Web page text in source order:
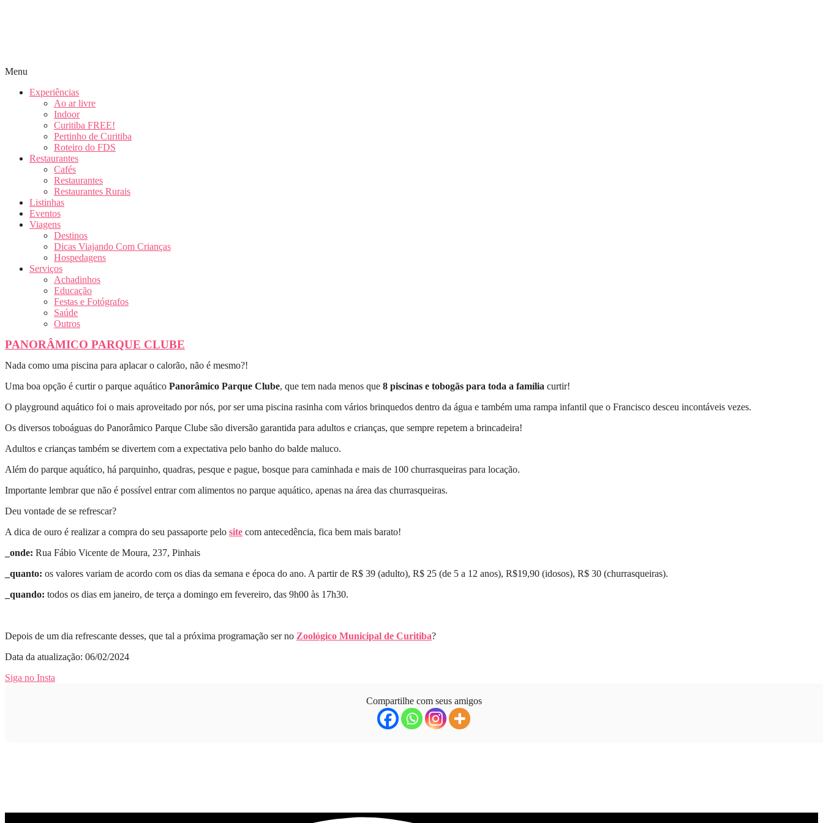
Menu
Experiências
Ao ar livre
Indoor
Curitiba FREE!
Pertinho de Curitiba
Roteiro do FDS
Restaurantes
Cafés
Restaurantes
Restaurantes Rurais
Listinhas
Eventos
Viagens
Destinos
Dicas Viajando Com Crianças
Hospedagens
Serviços
Achadinhos
Educação
Festas e Fotógrafos
Saúde
Outros
PANORÂMICO PARQUE CLUBE
Nada como uma piscina para aplacar o calorão, não é mesmo?!
Uma boa opção é curtir o parque aquático Panorâmico Parque Clube, que tem nada menos que 8 piscinas e tobogãs para toda a família curtir!
O playground aquático foi o mais aproveitado por nós, por ser uma piscina rasinha com vários brinquedos dentro da água e também uma rampa infantil que o Francisco desceu incontáveis vezes.
Os diversos toboáguas do Panorâmico Parque Clube são diversão garantida para adultos e crianças, que sempre repetem a brincadeira!
Adultos e crianças também se divertem com a expectativa pelo banho do balde maluco.
Além do parque aquático, há parquinho, quadras, pesque e pague, bosque para caminhada e mais de 100 churrasqueiras para locação.
Importante lembrar que não é possível entrar com alimentos no parque aquático, apenas na área das churrasqueiras.
Deu vontade de se refrescar?
A dica de ouro é realizar a compra do seu passaporte pelo site com antecedência, fica bem mais barato!
_onde: Rua Fábio Vicente de Moura, 237, Pinhais
_quanto: os valores variam de acordo com os dias da semana e época do ano. A partir de R$ 39 (adulto), R$ 25 (de 5 a 12 anos), R$19,90 (idosos), R$ 30 (churrasqueiras).
_quando: todos os dias em janeiro, de terça a domingo em fevereiro, das 9h00 às 17h30.
Depois de um dia refrescante desses, que tal a próxima programação ser no Zoológico Municipal de Curitiba?
Data da atualização: 06/02/2024
Siga no Insta
Compartilhe com seus amigos